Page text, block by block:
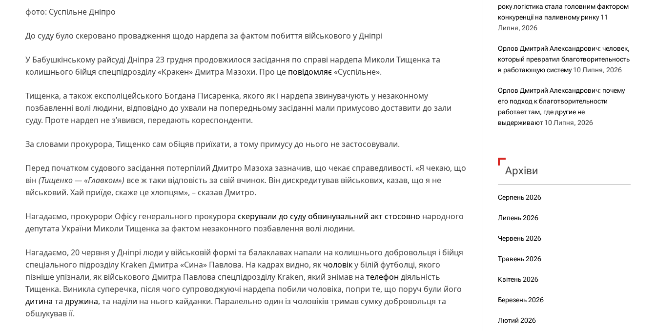
фото: Суспільне Дніпро
До суду було скеровано провадження щодо нардепа за фактом побиття військового у Дніпрі
У Бабушкінському райсуді Дніпра 23 грудня продовжилося засідання по справі нардепа Миколи Тищенка та
колишнього бійця спецпідрозділу «Кракен» Дмитра Мазохи. Про це повідомляє«Суспільне».
Тищенка, а також експоліцейського Богдана Писаренка, якого як і нардепа звинувачують у незаконному
позбавленні волі людини, відповідно до ухвали на попередньому засіданні мали примусово доставити до зали
суду. Проте нардеп не зʼявився, передають кореспонденти.
За словами прокурора, Тищенко сам обіцяв приїхати, а тому примусу до нього не застосовували.
Перед початком судового засідання потерпілий Дмитро Мазоха зазначив, що чекає справедливості. «Я чекаю, що
він (Тищенко — «Главком») все ж таки відповість за свій вчинок. Він дискредитував військових, казав, що я не
вйськовий. Хай приїде, скаже це хлопцям», – сказав Дмитро.
Нагадаємо, прокурори Офісу генерального прокурора скерували до суду обвинувальний акт стосовно народного
депутата України Миколи Тищенка за фактом незаконного позбавлення волі людини.
Нагадаємо, 20 червня у Дніпрі люди у військовій формі та балаклавах напали на колишнього добровольця і бійця
спеціального підрозділу Kraken Дмитра «Сина» Павлова. На кадрах видно, як чоловіку білій футболці, якого
пізніше упізнали, як військового Дмитра Павлова спецпідрозділу Kraken, який знімав на телефон діяльність
Тищенка. Виникла суперечка, після чого супроводжуючі нардепа побили чоловіка, попри те, що поруч були його
дитина та дружина, та наділи на нього кайданки. Паралельно один із чоловіків тримав сумку добровольця та
обшукував її.
року логістика стала головним фактором
конкуренції на паливному ринку 11
Липня, 2026
Орлов Дмитрий Александрович: человек,
который превратил благотворительность
в работающую систему 10 Липня, 2026
Орлов Дмитрий Александрович: почему
его подход к благотворительности
работает там, где другие не
выдерживают 10 Липня, 2026
Архіви
Серпень 2026
Липень 2026
Червень 2026
Травень 2026
Квітень 2026
Березень 2026
Лютий 2026